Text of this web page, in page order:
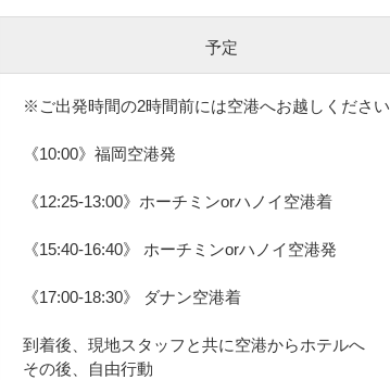
予定
※ご出発時間の2時間前には空港へお越しください
《10:00》福岡空港発
《12:25-13:00》ホーチミンorハノイ空港着
《15:40-16:40》 ホーチミンorハノイ空港発
《17:00-18:30》 ダナン空港着
到着後、現地スタッフと共に空港からホテルへ
その後、自由行動